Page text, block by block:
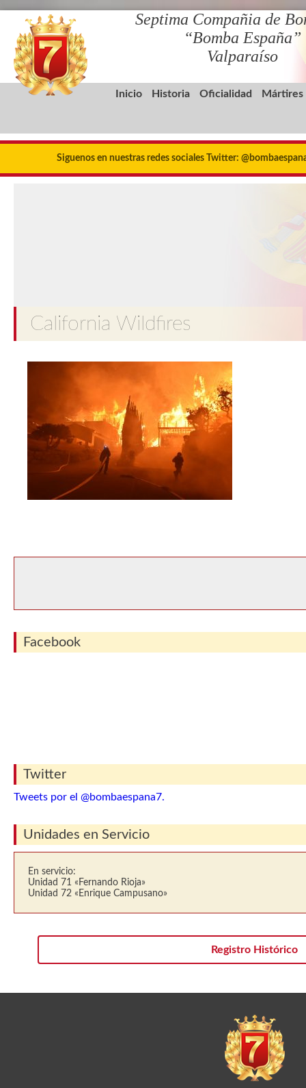
Septima Compañia de
“Bomba España”
Valparaíso
Inicio Historia Oficialidad Mártires
Siguenos en nuestras redes sociales Twitter:
California Wildfires
Facebook
Twitter
Tweets por el @bombaespana7.
Unidades en Servicio
En servicio:
Unidad 71 «Fernando Rioja»
Unidad 72 «Enrique Campusano»
Registro Histórico